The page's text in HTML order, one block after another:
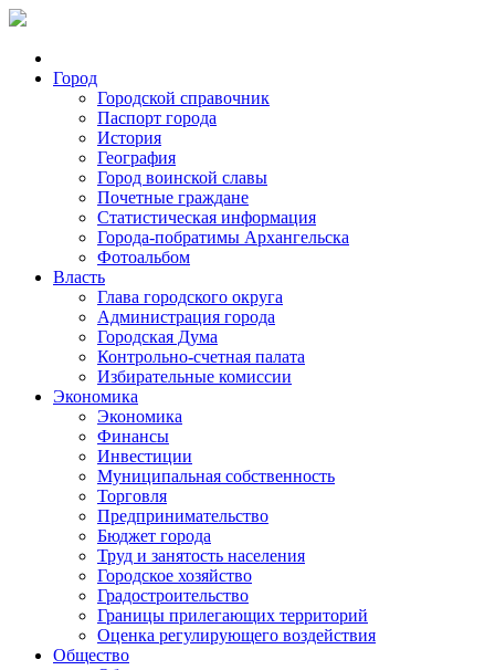
Город
Городской справочник
Паспорт города
История
География
Город воинской славы
Почетные граждане
Статистическая информация
Города-побратимы Архангельска
Фотоальбом
Власть
Глава городского округа
Администрация города
Городская Дума
Контрольно-счетная палата
Избирательные комиссии
Экономика
Экономика
Финансы
Инвестиции
Муниципальная собственность
Торговля
Предпринимательство
Бюджет города
Труд и занятость населения
Городское хозяйство
Градостроительство
Границы прилегающих территорий
Оценка регулирующего воздействия
Общество